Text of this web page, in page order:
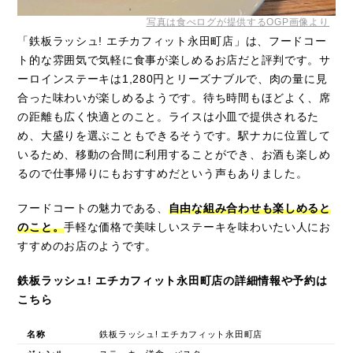
写真は食べログが提供するOGP画像より
「鉄板ラッシュ! エチカフィット永田町店」は、フードコー
ト的な雰囲気で気軽に食事が楽しめるお店だと評判です。サ
ーロインステーキは1,280円とリーズナブルで、肉の量に見
合った味わいが楽しめるようです。待ち時間もほどよく、席
の距離も広く快適とのこと。ライスは小皿で提供されるた
め、大盛りを選ぶこともできるそうです。駅ナカに位置して
いるため、移動の合間に利用することができ、お酒も楽しめ
るので仕事帰りにもおすすめだという声もありました。
フードコートの魅力である、 自由な組み合わせも楽しめると
のこと。手軽な価格で美味しいステーキを味わいたい人にお
すすめのお店のようです。
鉄板ラッシュ! エチカフィット永田町店の詳細情報や予約は
こちら
名称 鉄板ラッシュ! エチカフィット永田町店